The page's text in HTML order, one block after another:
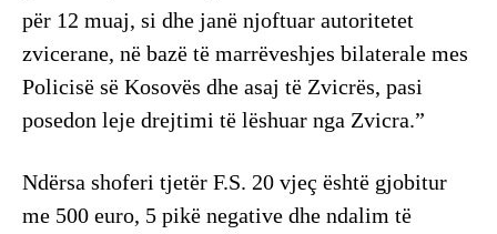
për 12 muaj, si dhe janë njoftuar autoritetet
zvicerane, në bazë të marrëveshjes bilaterale mes
Policisë së Kosovës dhe asaj të Zvicrës, pasi
posedon leje drejtimi të lëshuar nga Zvicra.”
Ndërsa shoferi tjetër F.S. 20 vjeç është gjobitur
me 500 euro, 5 pikë negative dhe ndalim të